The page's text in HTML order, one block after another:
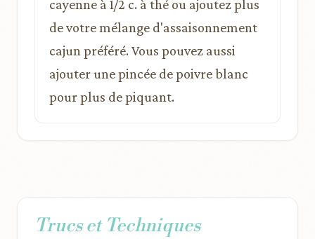
cayenne à 1/2 c. à thé ou ajoutez plus
de votre mélange d'assaisonnement
cajun préféré. Vous pouvez aussi
ajouter une pincée de poivre blanc
pour plus de piquant.
Trucs et Techniques